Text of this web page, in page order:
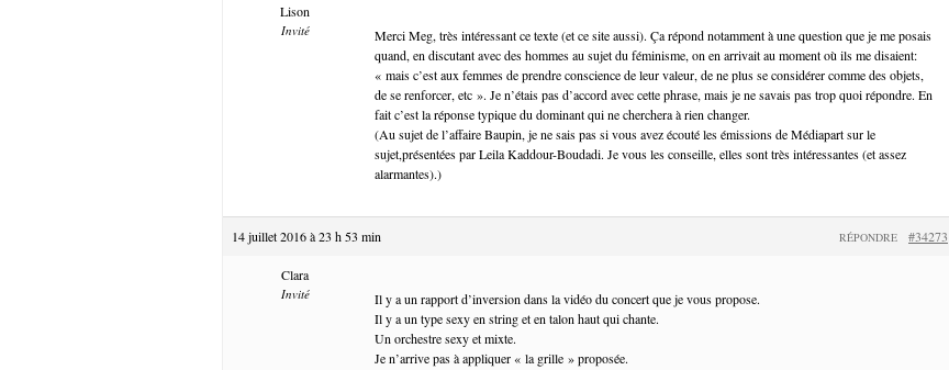
Lison
Invité
Merci Meg, très intéressant ce texte (et ce site aussi). Ça répond notamment à une question que je me posais
quand, en discutant avec des hommes au sujet du féminisme, on en arrivait au moment où ils me disaient:
« mais c’est aux femmes de prendre conscience de leur valeur, de ne plus se considérer comme des objets,
de se renforcer, etc ». Je n’étais pas d’accord avec cette phrase, mais je ne savais pas trop quoi répondre. En
fait c’est la réponse typique du dominant qui ne cherchera à rien changer.
(Au sujet de l’affaire Baupin, je ne sais pas si vous avez écouté les émissions de Médiapart sur le
sujet,présentées par Leila Kaddour-Boudadi. Je vous les conseille, elles sont très intéressantes (et assez
alarmantes).)
14 juillet 2016 à 23 h 53 min #34273
RÉPONDRE
Clara
Invité
Il y a un rapport d’inversion dans la vidéo du concert que je vous propose.
Il y a un type sexy en string et en talon haut qui chante.
Un orchestre sexy et mixte.
Je n’arrive pas à appliquer « la grille » proposée.